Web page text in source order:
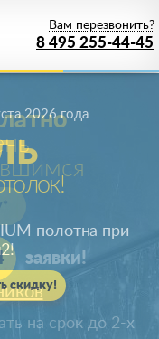
8 495 255-44-45
Вам перезвонить?
2026 года
полотна при
2!
скидку!